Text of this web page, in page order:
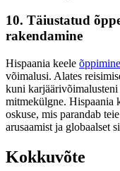
10. Täiustatud
rakendamine
Hispaania keele õppimine
võimalusi. Alates
kuni karjäärivõimalusteni
mitmekülgne. Hispaania
oskuse, mis parandab
arusaamist ja globaalset
Kokkuvõte